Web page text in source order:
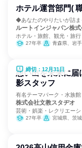
ホテル運営部門(
◆あなたのやりたいが詰
ルートインジャパン株
ホテル・旅館、観光・旅
27年卒 青森県、岩手県、宮城
締切：12月31日
想い出を未来に
影スタッフ
有名テーマパーク・水族
株式会社文教スタヂオ
芸術・娯楽・レクリエーシ
27年卒 宮城県、茨城県、栃木県、埼玉県、東京都、神奈川県、富山県、長野県、岐阜県、